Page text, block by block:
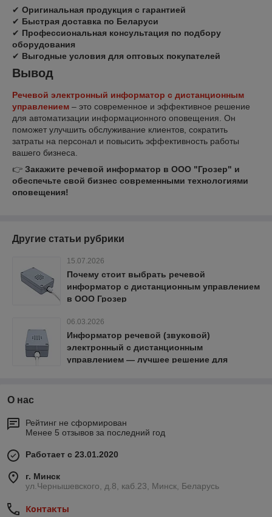
✔ Оригинальная продукция с гарантией
✔ Быстрая доставка по Беларуси
✔ Профессиональная консультация по подбору
оборудования
✔ Выгодные условия для оптовых покупателей
Вывод
Речевой электронный информатор с дистанционным
управлением – это современное и эффективное решение
для автоматизации информационного оповещения. Он
поможет улучшить обслуживание клиентов, сократить
затраты на персонал и повысить эффективность работы
вашего бизнеса.
👉 Закажите речевой информатор в ООО "Грозер" и
обеспечьте свой бизнес современными технологиями
оповещения!
Другие статьи рубрики
15.07.2026
Почему стоит выбрать речевой
информатор с дистанционным управлением
в ООО Грозер
06.03.2026
Информатор речевой (звуковой)
электронный с дистанционным
управлением — лучшее решение для
О нас
Рейтинг не сформирован
Менее 5 отзывов за последний год
Работает с 23.01.2020
г. Минск
ул.Чернышевского, д.8, каб.23, Минск, Беларусь
Контакты